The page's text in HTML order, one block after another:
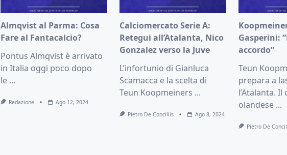
Almqvist al Parma: Cosa
Fare al Fantacalcio?
Pontus Almqvist è arrivato
in Italia oggi poco dopo
le ...
Redazione Ago 12, 2024
Calciomercato Serie A:
Retegui all’Atalanta, Nico
Gonzalez verso la Juve
L’infortunio di Gianluca
Scamacca e la scelta di
Teun Koopmeiners ...
Pietro De Conciliis Ago 8, 2024
Gasperini:
accordo”
Teun
prepara a
l’Atalanta.
olandese ...
Pietro De